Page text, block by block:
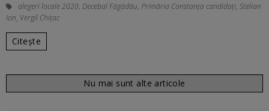
alegeri locale 2020, Decebal Făgădău, Primăria Constanța candidați, Stelian
Ion, Vergil Chițac
Citește
Nu mai sunt alte articole